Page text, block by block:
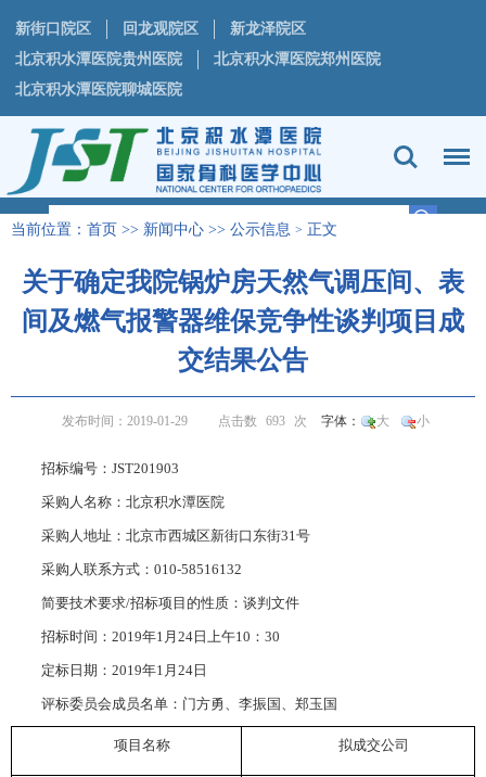
新街口院区 回龙观院区
新龙泽院区
北京积水潭医院贵州医院
北京积水潭医院郑州医院
北京积水潭医院聊城医院
当前位置： 首页 >> 新闻中心 >> 公示信息 > 正文
关于确定我院锅炉房天然气调压间、表
间及燃气报警器维保竞争性谈判项目成
交结果公告
发布时间：2019-01-29 点击数 693 次 字体： 大 小
招标编号：JST201903
采购人名称：北京积水潭医院
采购人地址：北京市西城区新街口东街31号
采购人联系方式：010-58516132
简要技术要求/招标项目的性质：谈判文件
招标时间：2019年1月24日上午10：30
定标日期：2019年1月24日
评标委员会成员名单：门方勇、李振国、郑玉国
项目名称 拟成交公司